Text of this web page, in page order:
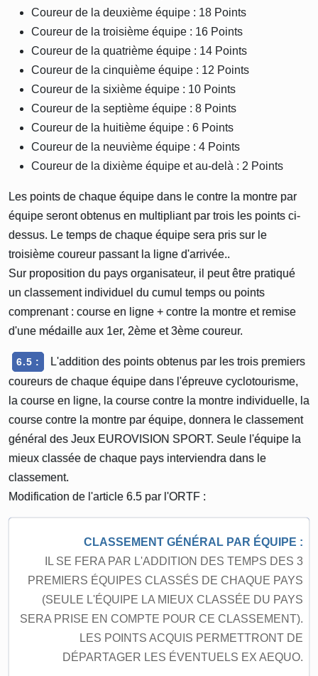
Coureur de la deuxième équipe : 18 Points
Coureur de la troisième équipe : 16 Points
Coureur de la quatrième équipe : 14 Points
Coureur de la cinquième équipe : 12 Points
Coureur de la sixième équipe : 10 Points
Coureur de la septième équipe : 8 Points
Coureur de la huitième équipe : 6 Points
Coureur de la neuvième équipe : 4 Points
Coureur de la dixième équipe et au-delà : 2 Points
Les points de chaque équipe dans le contre la montre par
équipe seront obtenus en multipliant par trois les points ci-
dessus. Le temps de chaque équipe sera pris sur le
troisième coureur passant la ligne d'arrivée..
Sur proposition du pays organisateur, il peut être pratiqué
un classement individuel du cumul temps ou points
comprenant : course en ligne + contre la montre et remise
d'une médaille aux 1er, 2ème et 3ème coureur.
6.5 :
L'addition des points obtenus par les trois premiers
coureurs de chaque équipe dans l'épreuve cyclotourisme,
la course en ligne, la course contre la montre individuelle, la
course contre la montre par équipe, donnera le classement
général des Jeux EUROVISION SPORT. Seule l'équipe la
mieux classée de chaque pays interviendra dans le
classement.
Modification de l'article 6.5 par l'ORTF :
CLASSEMENT GÉNÉRAL PAR ÉQUIPE :
IL SE FERA PAR L'ADDITION DES TEMPS DES 3
PREMIERS ÉQUIPES CLASSÉS DE CHAQUE PAYS
(SEULE L'ÉQUIPE LA MIEUX CLASSÉE DU PAYS
SERA PRISE EN COMPTE POUR CE CLASSEMENT).
LES POINTS ACQUIS PERMETTRONT DE
DÉPARTAGER LES ÉVENTUELS EX AEQUO.